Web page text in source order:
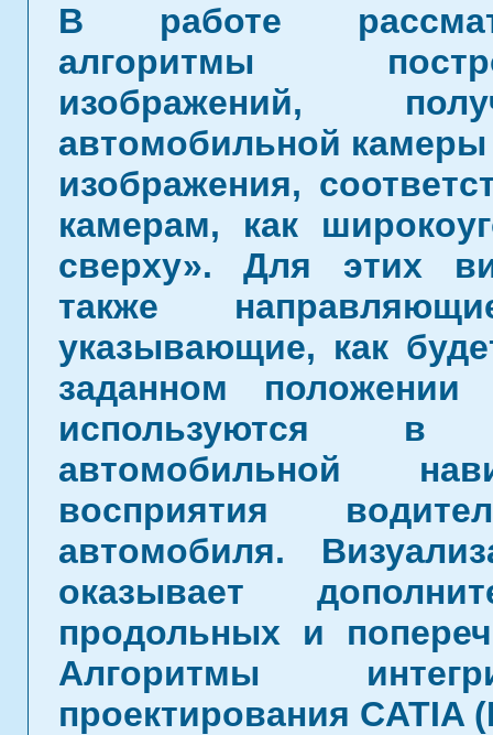
В работе
алгоритмы
изображений,
автомобильной камеры
изображения,
камерам, как
сверху». Для этих
также
указывающие, как
заданном положении
используются в
автомобильной
восприятия
автомобиля.
оказывает
продольных и
Алгоритмы
проектирования CATIA